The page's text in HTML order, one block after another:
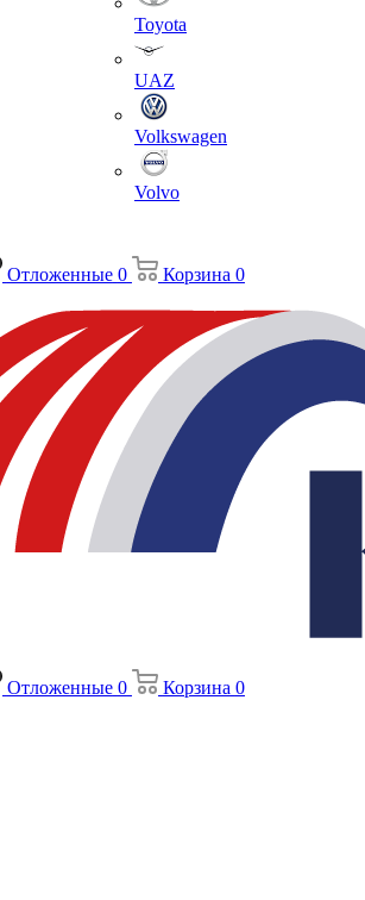
Toyota
UAZ
Volkswagen
Volvo
Отложенные 0 Корзина 0
Отложенные 0 Корзина 0